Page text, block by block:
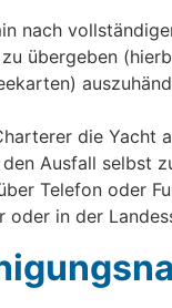
nach
übergeben
die Yacht
Ausfall selbst
Telefon oder
oder in der